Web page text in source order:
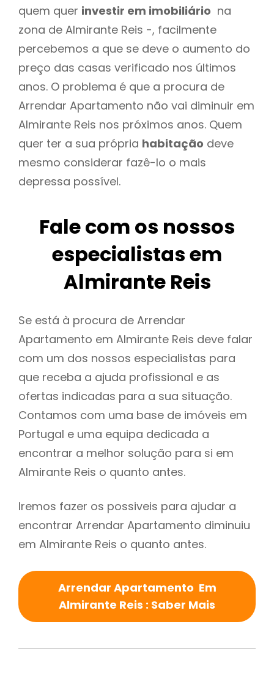
quem quer investir em imobiliário na
zona de Almirante Reis -, facilmente
percebemos a que se deve o aumento do
preço das casas verificado nos últimos
anos. O problema é que a procura de
Arrendar Apartamento não vai diminuir em
Almirante Reis nos próximos anos. Quem
quer ter a sua própria habitação deve
mesmo considerar fazê-lo o mais
depressa possível.
Fale com os nossos
especialistas em
Almirante Reis
Se está à procura de Arrendar
Apartamento em Almirante Reis deve falar
com um dos nossos especialistas para
que receba a ajuda profissional e as
ofertas indicadas para a sua situação.
Contamos com uma base de imóveis em
Portugal e uma equipa dedicada a
encontrar a melhor solução para si em
Almirante Reis o quanto antes.
Iremos fazer os possiveis para ajudar a
encontrar Arrendar Apartamento diminuiu
em Almirante Reis o quanto antes.
Arrendar Apartamento Em
Almirante Reis : Saber Mais